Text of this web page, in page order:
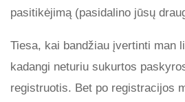
pasitikėjimą (pasidalino jūsų
Tiesa, kai bandžiau įvertinti man
kadangi neturiu sukurtos
registruotis. Bet po registracijos